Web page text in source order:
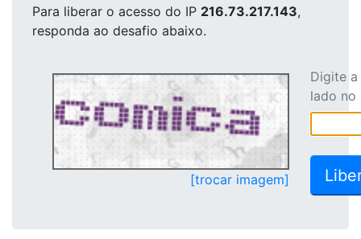
Para liberar o acesso do IP 216.73.217.143,
responda ao desafio abaixo.
[trocar imagem]
Digite
lado no